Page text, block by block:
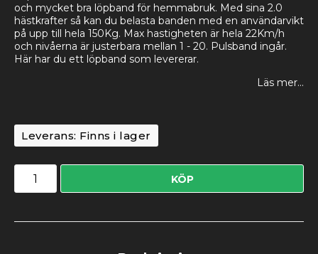
och mycket bra löpband för hemmabruk. Med sina 2.0
hästkrafter så kan du belasta banden med en användarvikt
på upp till hela 150Kg. Max hastigheten är hela 22Km/h
och nivåerna är justerbara mellan 1 - 20. Pulsband ingår.
Här har du ett löpband som levererar.
Läs mer...
Leverans: Finns i lager
KÖP